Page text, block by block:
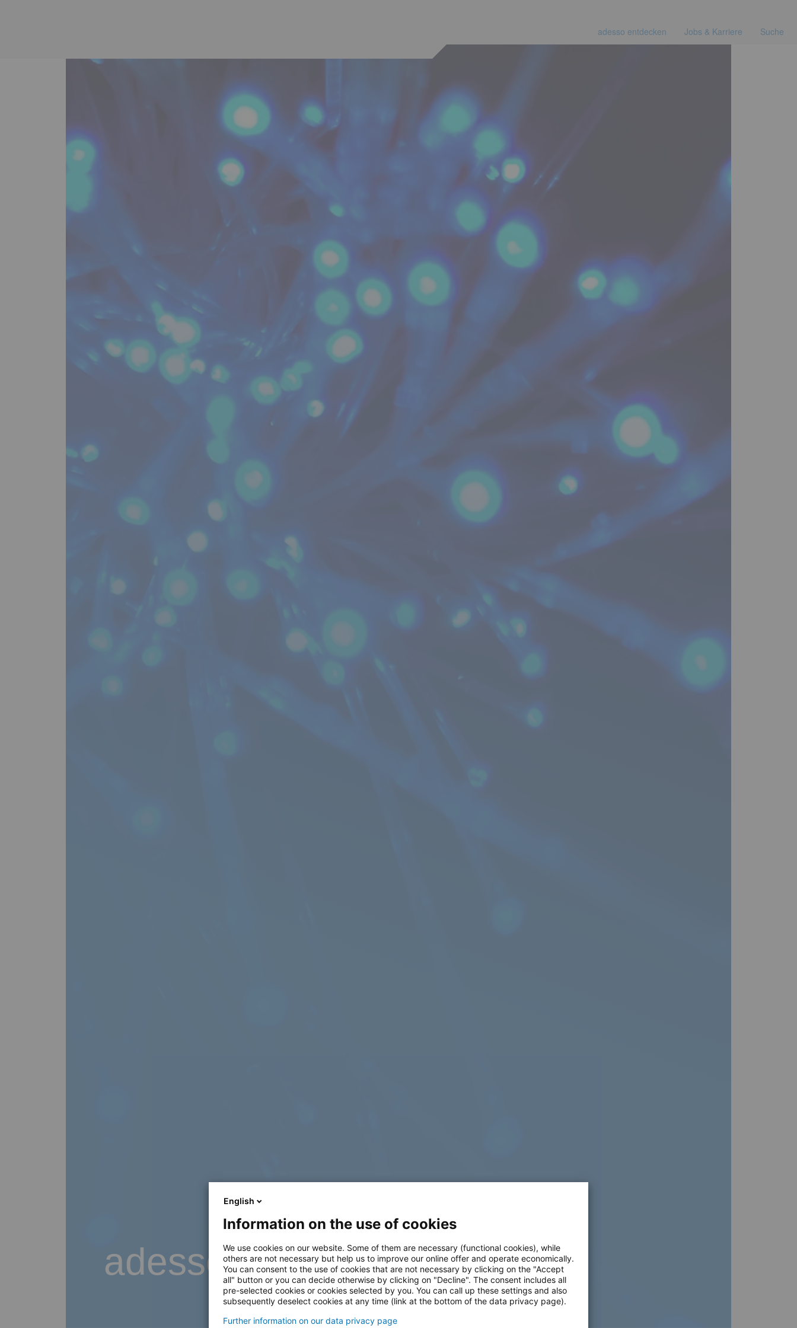
adesso entdecken Jobs & Karriere Suche
adesso Blog
English
Information on the use of cookies
We use cookies on our website. Some of them are necessary (functional cookies), while
others are not necessary but help us to improve our online offer and operate economically.
You can consent to the use of cookies that are not necessary by clicking on the "Accept
all" button or you can decide otherwise by clicking on "Decline". The consent includes all
pre-selected cookies or cookies selected by you. You can call up these settings and also
subsequently deselect cookies at any time (link at the bottom of the data privacy page).
Further information on our data privacy page